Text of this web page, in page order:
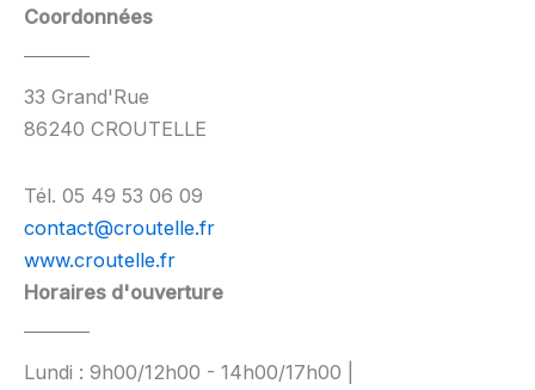
Coordonnées
33 Grand'Rue
86240 CROUTELLE
Tél. 05 49 53 06 09
contact@croutelle.fr
www.croutelle.fr
Horaires d'ouverture
Lundi : 9h00/12h00 - 14h00/17h00 |